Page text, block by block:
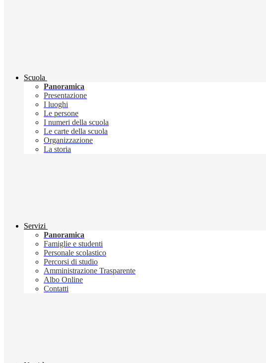
Scuola
Panoramica
Presentazione
I luoghi
Le persone
I numeri della scuola
Le carte della scuola
Organizzazione
La storia
Servizi
Panoramica
Famiglie e studenti
Personale scolastico
Percorsi di studio
Amministrazione Trasparente
Albo Online
Contatti